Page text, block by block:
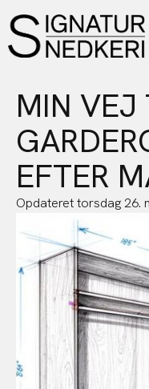
MIN VEJ
EFTER
Opdaterettorsdag 26.